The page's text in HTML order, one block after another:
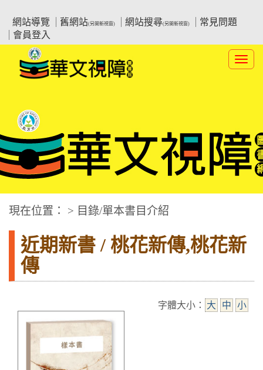
要
網站導覽
舊網站(另開新視窗) 網站搜尋(另開新視窗)
常見問題
會員登入
:::中央區塊
華文視障電子圖書網
現在位置： > 目錄/單本書目介紹
近期新書 / 桃花新傳,桃花新
傳
字體大小： 大 中 小